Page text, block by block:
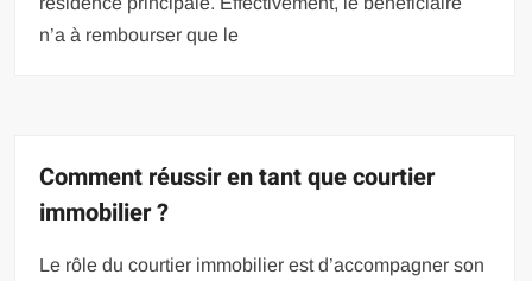
n’a à rembourser que le
Comment réussir en tant que courtier
immobilier ?
Le rôle du courtier immobilier est d’accompagner son